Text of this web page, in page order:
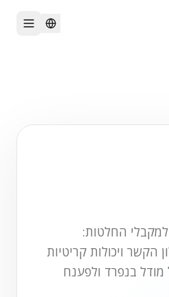
החלטות:
הקשר ויכולות קריטיות
בנפרד ולפענח